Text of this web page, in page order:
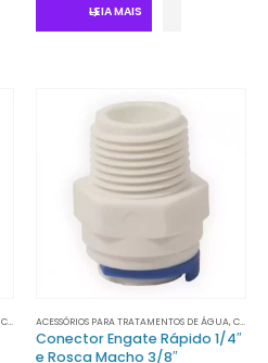
LEIA MAIS
CONECTORES ACESSÓRIOS PARA TRATAMENTOS DE ÁGUA,CONECTORES
Conector Engate Rápido 1/4″
e Rosca Macho 3/8″